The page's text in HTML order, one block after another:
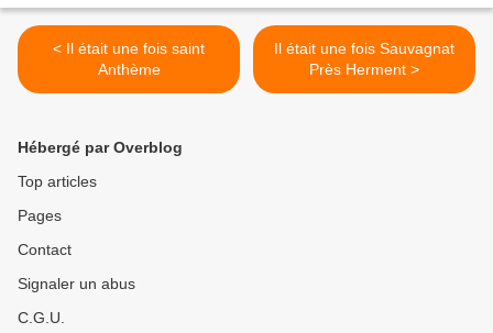
< Il était une fois saint
Anthème
Il était une fois Sauvagnat
Près Herment >
Hébergé par Overblog
Top articles
Pages
Contact
Signaler un abus
C.G.U.